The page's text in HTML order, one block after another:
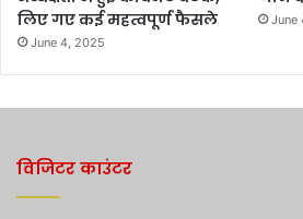
लिए गए कई महत्वपूर्ण फैसले
June 4, 2025
June
विजिटर काउंटर